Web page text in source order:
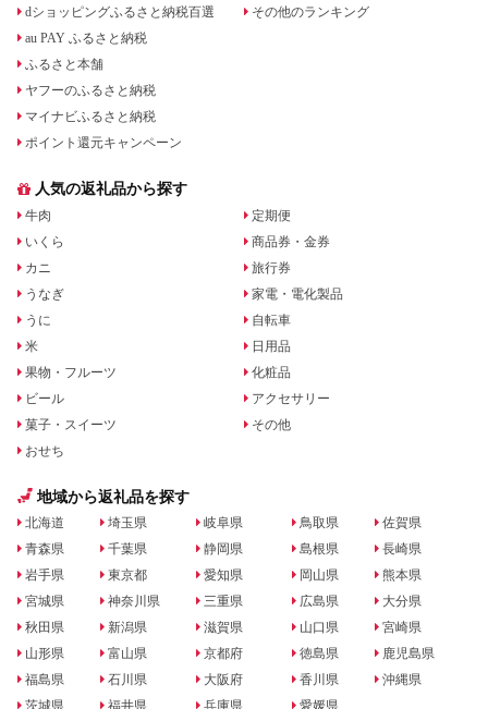
dショッピングふるさと納税百選
au PAY ふるさと納税
ふるさと本舗
ヤフーのふるさと納税
マイナビふるさと納税
ポイント還元キャンペーン
その他のランキング
人気の返礼品から探す
牛肉
いくら
カニ
うなぎ
うに
米
果物・フルーツ
ビール
菓子・スイーツ
おせち
定期便
商品券・金券
旅行券
家電・電化製品
自転車
日用品
化粧品
アクセサリー
その他
地域から返礼品を探す
北海道
青森県
岩手県
宮城県
秋田県
山形県
福島県
茨城県
埼玉県
千葉県
東京都
神奈川県
新潟県
富山県
石川県
福井県
岐阜県
静岡県
愛知県
三重県
滋賀県
京都府
大阪府
兵庫県
鳥取県
島根県
岡山県
広島県
山口県
徳島県
香川県
愛媛県
佐賀県
長崎県
熊本県
大分県
宮崎県
鹿児島県
沖縄県